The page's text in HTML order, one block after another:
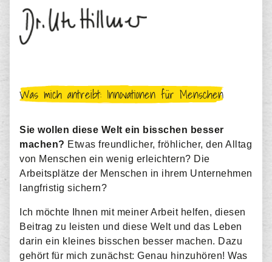
Was mich antreibt: Innovationen für Menschen
Sie wollen diese Welt ein bisschen besser
machen? Etwas freundlicher, fröhlicher, den Alltag
von Menschen ein wenig erleichtern? Die
Arbeitsplätze der Menschen in ihrem Unternehmen
langfristig sichern?
Ich möchte Ihnen mit meiner Arbeit helfen, diesen
Beitrag zu leisten und diese Welt und das Leben
darin ein kleines bisschen besser machen. Dazu
gehört für mich zunächst: Genau hinzuhören! Was